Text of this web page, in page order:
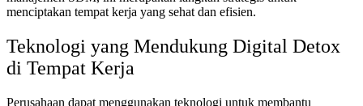
menciptakan tempat kerja yang sehat dan efisien.
Teknologi yang Mendukung Digital Detox
di Tempat Kerja
Perusahaan dapat menggunakan teknologi untuk membantu